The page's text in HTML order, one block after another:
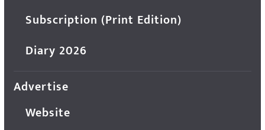
Subscription (Print Edition)
Diary 2026
Advertise
Website